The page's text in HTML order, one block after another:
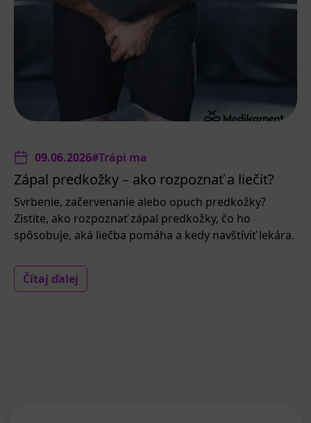
09.06.2026#Trápi ma
Zápal predkožky – ako rozpoznať a liečiť?
Svrbenie, začervenanie alebo opuch predkožky?
Zistite, ako rozpoznať zápal predkožky, čo ho
spôsobuje, aká liečba pomáha a kedy navštíviť lekára.
Čítaj ďalej